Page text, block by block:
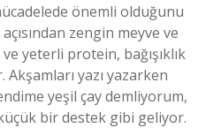
önemli olduğunu
zengin meyve ve
yeterli protein, bağışıklık
yazı yazarken
yeşil çay demliyorum,
bir destek gibi geliyor.